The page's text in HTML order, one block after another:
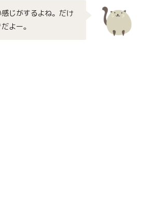
じがするよね。だけ
よー。